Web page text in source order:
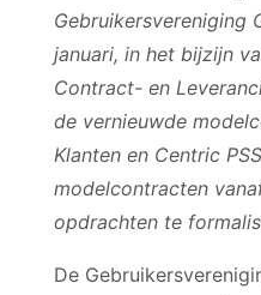
Gebruikersvereniging
januari, in het bijzijn
Contract- en
de vernieuwde
Klanten en Centric
modelcontracten
opdrachten te
De